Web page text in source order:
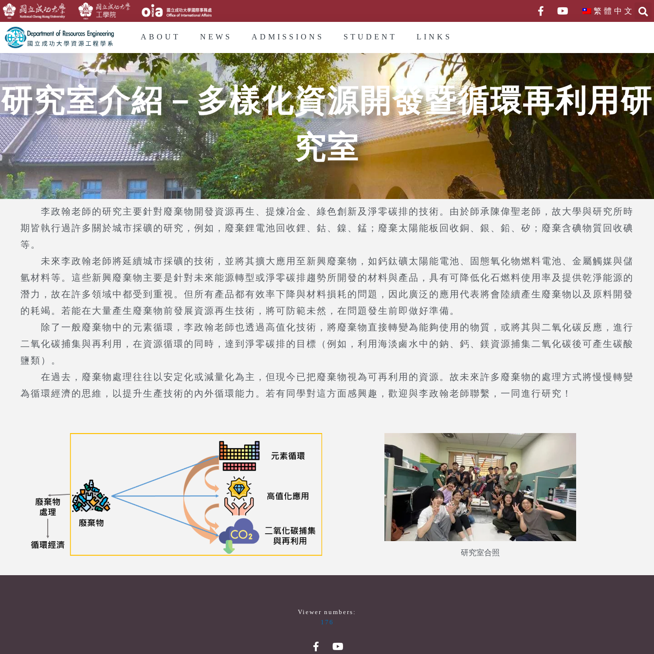
繁體中文
ABOUT NEWS ADMISSIONS STUDENT LINKS
研究室介紹－多樣化資源開發暨循環再利用研
究室
李政翰老師的研究主要針對廢棄物開發資源再生、提煉冶金、綠色創新及淨零碳排的技術。由於師承陳偉聖老師，故大學與研究所時
期皆執行過許多關於城市採礦的研究，例如，廢棄鋰電池回收鋰、鈷、鎳、錳；廢棄太陽能板回收銅、銀、鉛、矽；廢棄含碘物質回收碘
等。
未來李政翰老師將延續城市採礦的技術，並將其擴大應用至新興廢棄物，如鈣鈦礦太陽能電池、固態氧化物燃料電池、金屬觸媒與儲
氫材料等。這些新興廢棄物主要是針對未來能源轉型或淨零碳排趨勢所開發的材料與產品，具有可降低化石燃料使用率及提供乾淨能源的
潛力，故在許多領域中都受到重視。但所有產品都有效率下降與材料損耗的問題，因此廣泛的應用代表將會陸續產生廢棄物以及原料開發
的耗竭。若能在大量產生廢棄物前發展資源再生技術，將可防範未然，在問題發生前即做好準備。
除了一般廢棄物中的元素循環，李政翰老師也透過高值化技術，將廢棄物直接轉變為能夠使用的物質，或將其與二氧化碳反應，進行
二氧化碳捕集與再利用，在資源循環的同時，達到淨零碳排的目標（例如，利用海淡鹵水中的鈉、鈣、鎂資源捕集二氧化碳後可產生碳酸
鹽類）。
在過去，廢棄物處理往往以安定化或減量化為主，但現今已把廢棄物視為可再利用的資源。故未來許多廢棄物的處理方式將慢慢轉變
為循環經濟的思維，以提升生產技術的內外循環能力。若有同學對這方面感興趣，歡迎與李政翰老師聯繫，一同進行研究！
研究室合照
Viewer numbers:
176